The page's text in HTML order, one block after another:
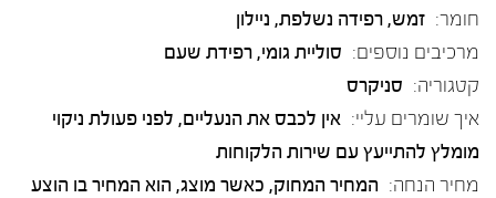
חומר: זמש, רפידה נשלפת, ניילון
מרכיבים נוספים: סוליית גומי, רפידת שעם
קטגוריה: סניקרס
איך שומרים עליי: אין לכבס את הנעליים, לפני פעולת ניקוי
מומלץ להתייעץ עם שירות הלקוחות
מחיר הנחה: המחיר המחוק, כאשר מוצג, הוא המחיר בו הוצע